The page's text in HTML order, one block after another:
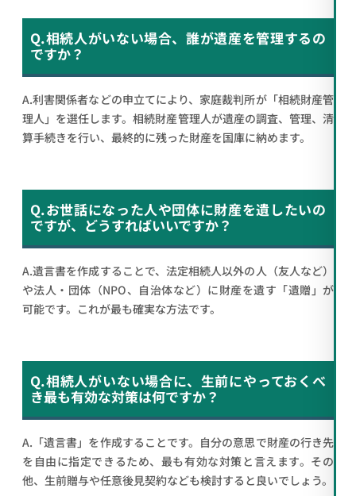
Q.相続人がいない場合、誰が遺産を管理するの
ですか？
A.利害関係者などの申立てにより、家庭裁判所が「相続財産管
理人」を選任します。相続財産管理人が遺産の調査、管理、清
算手続きを行い、最終的に残った財産を国庫に納めます。
Q.お世話になった人や団体に財産を遺したいの
ですが、どうすればいいですか？
A.遺言書を作成することで、法定相続人以外の人（友人など）
や法人・団体（NPO、自治体など）に財産を遺す「遺贈」が
可能です。これが最も確実な方法です。
Q.相続人がいない場合に、生前にやっておくべ
き最も有効な対策は何ですか？
A.「遺言書」を作成することです。自分の意思で財産の行き先
を自由に指定できるため、最も有効な対策と言えます。その
他、生前贈与や任意後見契約なども検討すると良いでしょう。